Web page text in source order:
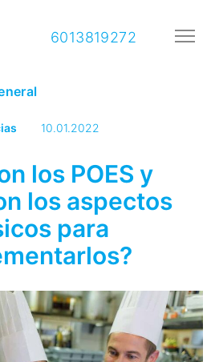
6013819272
10.01.2022
los POES y
los aspectos
para